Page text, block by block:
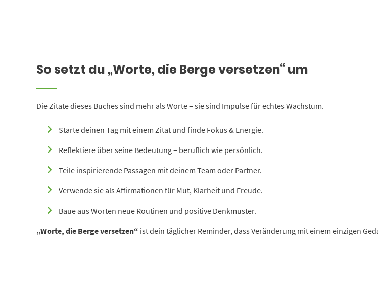
So setzt du „Worte, die Berge versetzen“ um
Die Zitate dieses Buches sind mehr als Worte – sie sind Impulse für echtes Wachstum.
Starte deinen Tag mit einem Zitat und finde Fokus & Energie.
Reflektiere über seine Bedeutung – beruflich wie persönlich.
Teile inspirierende Passagen mit deinem Team oder Partner.
Verwende sie als Affirmationen für Mut, Klarheit und Freude.
Baue aus Worten neue Routinen und positive Denkmuster.
„Worte, die Berge versetzen“ ist dein täglicher Reminder, dass Veränderung mit einem einzigen